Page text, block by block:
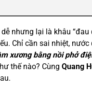
nhưng lại là khâu “đau
Chỉ cần sai nhiệt, nước
xương bằng nồi phở
thế nào? Cùng Quang